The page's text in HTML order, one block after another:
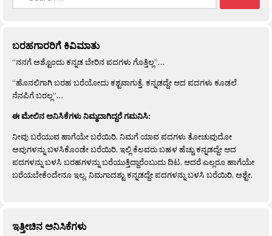
ಬರಹಗಾರರಿಗೆ ಕಿವಿಮಾತು
“ನನಗೆ ಅಶ್ಟೊಂದು ಕನ್ನಡ ಬೇರಿನ ಪದಗಳು ಗೊತ್ತಿಲ್ಲ”…
“ಹೊನಲಿಗಾಗಿ ಬರಹ ಬರೆಯೋದು ಕಶ್ಟವಾಗುತ್ತೆ. ಕನ್ನಡದ್ದೇ ಆದ ಪದಗಳು ಕೂಡಲೆ
ನೆನಪಿಗೆ ಬರಲ್ಲ”…
ಈ ಮೇಲಿನ ಅನಿಸಿಕೆಗಳು ನಿಮ್ಮದಾಗಿದ್ದರೆ ಗಮನಿಸಿ:
ನೀವು ಬರೆಯುವ ಹಾಗೆಯೇ ಬರೆಯಿರಿ. ನಿಮಗೆ ಯಾವ ಪದಗಳು ತೋಚುವುದೋ
ಅವುಗಳನ್ನು ಬಳಸಿಕೊಂಡೇ ಬರೆಯಿರಿ. ಇಲ್ಲಿ ಕೆಲವರು ಬಹಳ ಹೆಚ್ಚು ಕನ್ನಡದ್ದೇ ಆದ
ಪದಗಳನ್ನು ಬಳಸಿ ಬರಹಗಳನ್ನು ಬರೆಯುತ್ತಿದ್ದಾರೆಂಬುದು ದಿಟ. ಆದರೆ ಎಲ್ಲರೂ ಹಾಗೆಯೇ
ಬರೆಯಬೇಕೆಂದೇನೂ ಇಲ್ಲ. ನಿಮಗಾದಶ್ಟು ಕನ್ನಡದ್ದೇ ಪದಗಳನ್ನು ಬಳಸಿ ಬರೆಯಿರಿ, ಅಶ್ಟೇ.
ಇತ್ತೀಚಿನ ಅನಿಸಿಕೆಗಳು